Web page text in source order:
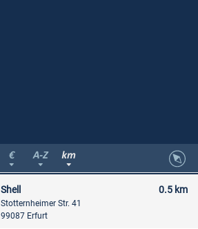
Shell 0.5 km
Stotternheimer Str. 41
99087 Erfurt